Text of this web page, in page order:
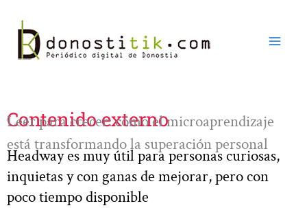
contenido
Contenido externo
Leer para crecer: cómo el microaprendizaje
está transformando la superación personal
Headway es muy útil para personas curiosas,
inquietas y con ganas de mejorar, pero con
poco tiempo disponible